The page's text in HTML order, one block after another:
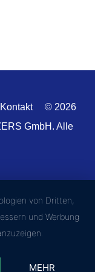
Kontakt
© 2026
GmbH. Alle
von Dritten,
und Werbung
MEHR